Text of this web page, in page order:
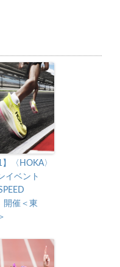
〈HOKA〉
イベント
開催＜東